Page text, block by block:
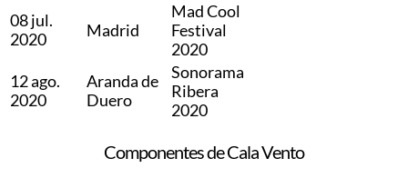
08 jul.
2020
Madrid
Mad Cool
Festival
2020
12 ago.
2020
Aranda de
Duero
Sonorama
Ribera
2020
Componentes de Cala Vento